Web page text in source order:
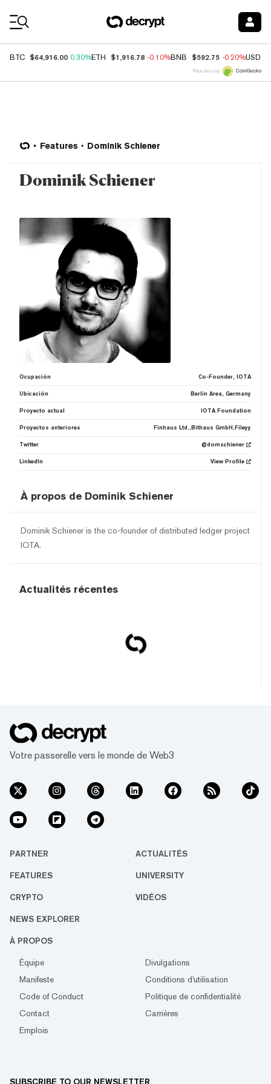
BTC $64,916.00 0.30%ETH $1,916.78 -0.10%BNB $592.75 -0.20%USDC
Price data by
Features Dominik Schiener
Dominik Schiener
Ocupación Co-Founder, IOTA
Ubicación Berlin Area, Germany
Proyecto actual IOTA Foundation
Proyectos anteriores Finhaus Ltd.,Bithaus GmbH,Fileyy
Twitter @domschiener
LinkedIn View Profile
À propos de Dominik Schiener
Dominik Schiener is the co-founder of distributed ledger project
IOTA.
Actualités récentes
Votre passerelle vers le monde de Web3
PARTNER ACTUALITÉS
FEATURES UNIVERSITY
CRYPTO VIDÉOS
NEWS EXPLORER
À PROPOS
Équipe
Divulgations
Manifeste
Conditions d'utilisation
Code of Conduct
Politique de confidentialité
Contact
Carrières
Emplois
SUBSCRIBE TO OUR NEWSLETTER